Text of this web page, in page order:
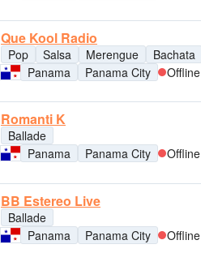
Que Kool Radio
Pop Salsa Merengue Bachata
Panama
Panama City Offline
Romanti K
Ballade
Panama
Panama City Offline
BB Estereo Live
Ballade
Panama
Panama City Offline